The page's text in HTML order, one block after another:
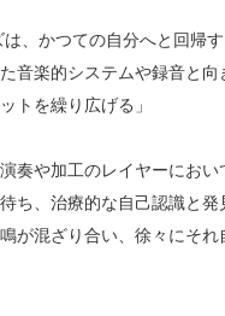
は、かつての自分へと回帰
音楽的システムや録音と
トを繰り広げる」
演奏や加工のレイヤーにお
ち、治療的な自己認識と
が混ざり合い、徐々にそれ